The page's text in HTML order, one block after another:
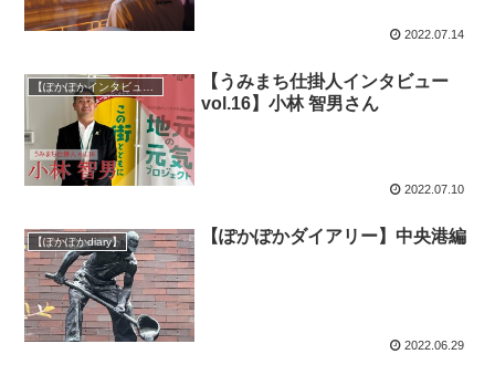
2022.07.14
【うみまち仕掛人インタビュー
vol.16】小林 智男さん
2022.07.10
【ぽかぽかdiary】 【ぽかぽかダイアリー】中央港編
2022.06.29